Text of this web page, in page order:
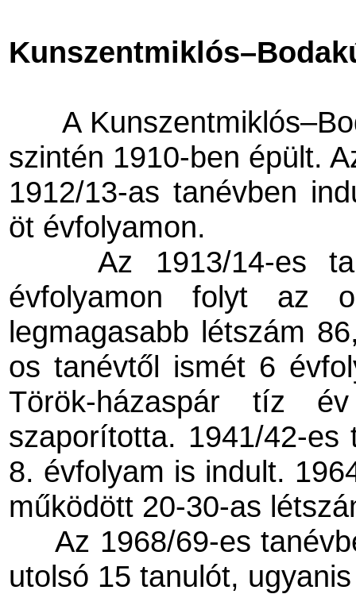
A
szintén 1910-ben épült.
1912/13-as tanévben
öt évfolyamon.
Az 1913/14-es
évfolyamon folyt az
legmagasabb létszám
os tanévtől ismét 6
Török-házaspár tíz
szaporította. 1941/42-
8. évfolyam is indult.
működött 20-30-as
Az 1968/69-es
utolsó 15 tanulót,